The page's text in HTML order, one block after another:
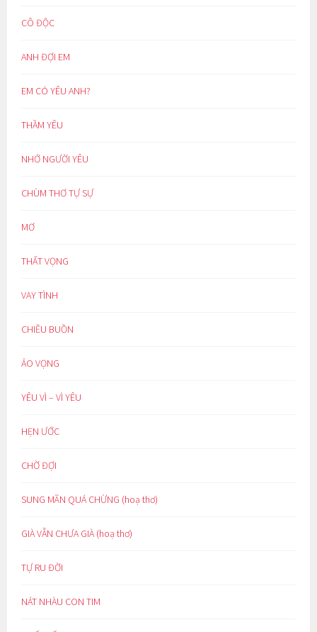
CÔ ĐỘC
ANH ĐỢI EM
EM CÓ YÊU ANH?
THẦM YÊU
NHỚ NGƯỜI YÊU
CHÙM THƠ TỰ SỰ
MƠ
THẤT VỌNG
VAY TÌNH
CHIỀU BUỒN
ẢO VỌNG
YÊU VÌ – VÌ YÊU
HẸN ƯỚC
CHỜ ĐỢI
SUNG MÃN QUÁ CHỪNG (hoạ thơ)
GIÀ VẪN CHƯA GIÀ (hoạ thơ)
TỰ RU ĐỜI
NÁT NHÀU CON TIM